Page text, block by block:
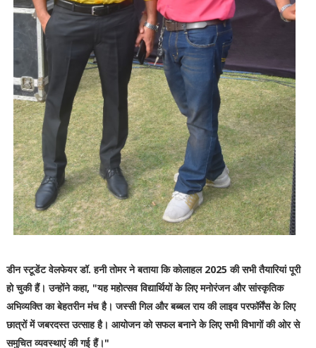
डीन स्टूडेंट वेलफेयर डॉ. हनी तोमर ने बताया कि कोलाहल 2025 की सभी तैयारियां पूरी
हो चुकी हैं। उन्होंने कहा, "यह महोत्सव विद्यार्थियों के लिए मनोरंजन और सांस्कृतिक
अभिव्यक्ति का बेहतरीन मंच है। जस्सी गिल और बब्बल राय की लाइव परफॉर्मेंस के लिए
छात्रों में जबरदस्त उत्साह है। आयोजन को सफल बनाने के लिए सभी विभागों की ओर से
समुचित व्यवस्थाएं की गई हैं।"